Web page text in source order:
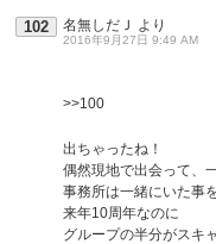
102 名無しだＪ より
2016年9月27日 9:49 AM
>>100
出ちゃったね！
偶然現地で出会って、
事務所は一緒にいた事
来年10周年なのに
グループの半分がスキ